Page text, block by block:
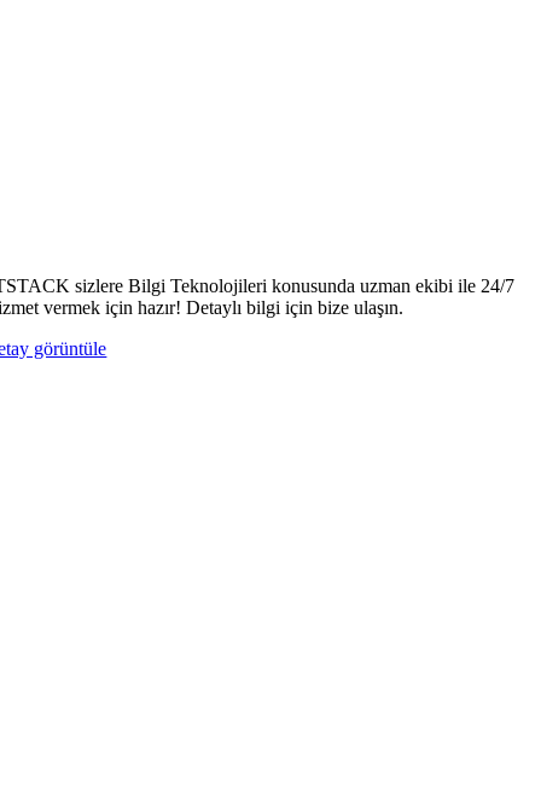
sizlere Bilgi Teknolojileri konusunda uzman ekibi ile 24/7
vermek için hazır! Detaylı bilgi için bize ulaşın.
görüntüle